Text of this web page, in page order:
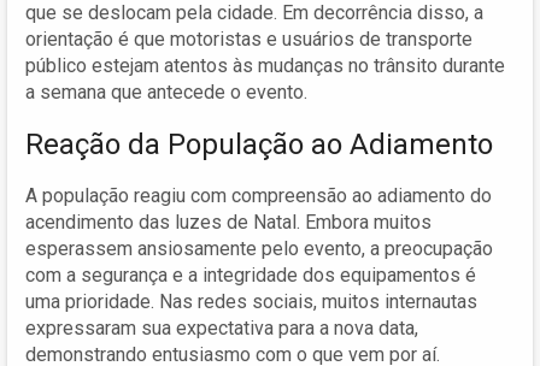
que se deslocam pela cidade. Em decorrência disso, a
orientação é que motoristas e usuários de transporte
público estejam atentos às mudanças no trânsito durante
a semana que antecede o evento.
Reação da População ao Adiamento
A população reagiu com compreensão ao adiamento do
acendimento das luzes de Natal. Embora muitos
esperassem ansiosamente pelo evento, a preocupação
com a segurança e a integridade dos equipamentos é
uma prioridade. Nas redes sociais, muitos internautas
expressaram sua expectativa para a nova data,
demonstrando entusiasmo com o que vem por aí.